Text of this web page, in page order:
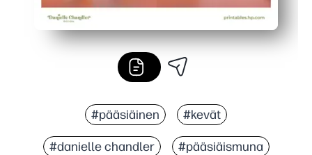
#pääsiäinen #kevät
#danielle chandler #pääsiäismuna